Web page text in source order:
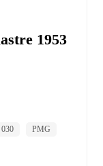
1953
PMG